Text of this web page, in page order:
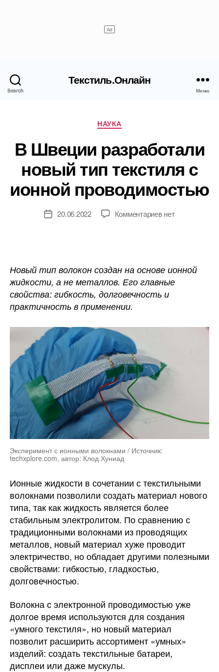
Search
Текстиль.Онлайн
Меню
Рубрики
НАУКА
В Швеции разработали
новый тип текстиля с
ионной проводимостью
Дата20.06.2022 Комментариевк
новый
текстиля
с
нет
Новый тип волокон создан на основе ионной
жидкости, а не металлов. Его главные
свойства: гибкость, долговечность и
практичность в применении.
Эксперимент с ионными волокнами / Источник:
techxplore.com, автор: Клод Хуниад
Ионные жидкости в сочетании с текстильными
волокнами позволили создать материал нового
типа, так как жидкость является более
стабильным электролитом. По сравнению с
традиционными волокнами из проводящих
металлов, новый материал хуже проводит
электричество, но обладает другими полезными
свойствами: гибкостью, гладкостью,
долговечностью.
Волокна с электронной проводимостью уже
долгое время используются для создания
«умного текстиля», но новый материал
позволит расширить ассортимент «умных»
изделий: создать текстильные батареи,
дисплеи или даже мускулы.